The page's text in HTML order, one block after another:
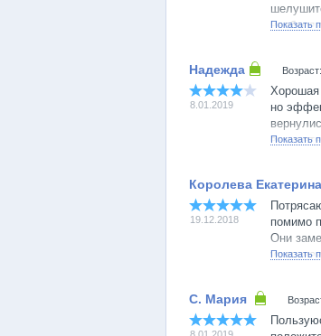
Наношу
пятна
Показать
8.01.2019
Хорошая
но
Показать
19.12.2018
помимо
Они
до
Продукт
Показать